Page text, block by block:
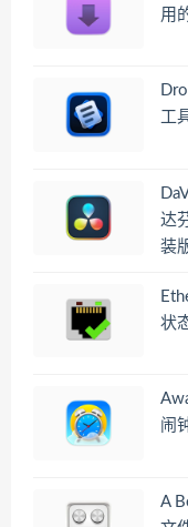
用
工
达
装
状
闹
A